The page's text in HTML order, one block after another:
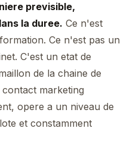
previsible,
la duree. Ce n'est
Ce n'est pas un
C'est un etat de
de la chaine de
marketing
opere a un niveau de
et constamment